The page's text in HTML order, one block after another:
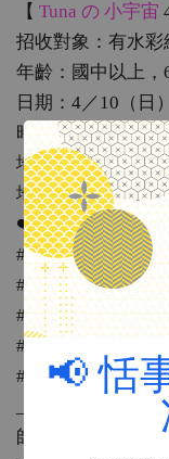
📢 恬
【 Tuna の 小宇宙
招收對象：有水彩
年齡：國中以上，
日期：4／10（日）
時間：下午15:00
地點：Daily Sweet
地址：彰化縣鹿港
❤️課程費用：750
#報名請私訊恬事
#新生繳完費用才
#上課前三天內請
#恬事可收藝fun券
#用台灣pay更划算
師資介紹：